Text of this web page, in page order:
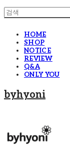
HOME
SHOP
NOTICE
REVIEW
Q&A
ONLY YOU
byhyoni